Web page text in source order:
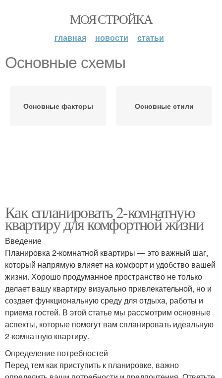
МОЯ СТРОЙКА
главная новости статьи
Основные схемы
Основные факторы Основные стили
Как спланировать 2-комнатную
квартиру для комфортной жизни
Введение
Планировка 2-комнатной квартиры — это важный шаг,
который напрямую влияет на комфорт и удобство вашей
жизни. Хорошо продуманное пространство не только
делает вашу квартиру визуально привлекательной, но и
создает функциональную среду для отдыха, работы и
приема гостей. В этой статье мы рассмотрим основные
аспекты, которые помогут вам спланировать идеальную
2-комнатную квартиру.
Определение потребностей
Перед тем как приступить к планировке, важно